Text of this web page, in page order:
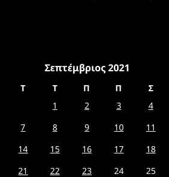
Σεπτέμβριος 2021
Τ Τ Π Π Σ
1
2 3 4
7 8 9 10 11
14 15 16 17 18
21 22 23 24 25